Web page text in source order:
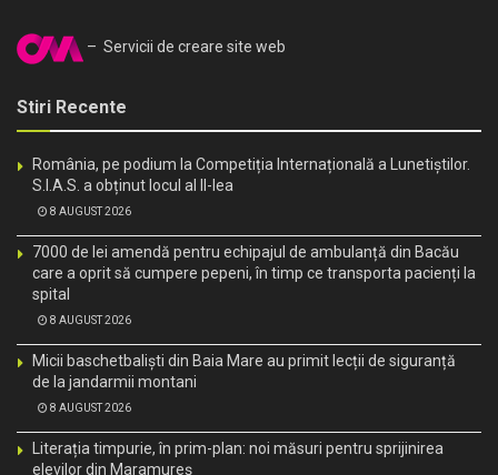
– Servicii de creare site web
Stiri Recente
România, pe podium la Competiția Internațională a Lunetiștilor.
S.I.A.S. a obținut locul al II-lea
8 AUGUST 2026
7000 de lei amendă pentru echipajul de ambulanță din Bacău
care a oprit să cumpere pepeni, în timp ce transporta pacienți la
spital
8 AUGUST 2026
Micii baschetbaliști din Baia Mare au primit lecții de siguranță
de la jandarmii montani
8 AUGUST 2026
Literația timpurie, în prim-plan: noi măsuri pentru sprijinirea
elevilor din Maramureș